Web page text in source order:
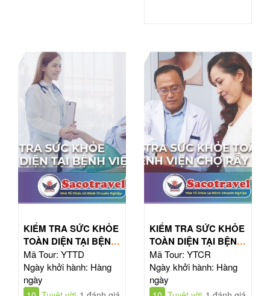
KIỂM TRA SỨC KHỎE
TOÀN DIỆN TẠI BỆNH
VIỆN TỪ DŨ
Mã Tour: YTTD
Ngày khởi hành: Hàng
ngày
KIỂM TRA SỨC KHỎE
TOÀN DIỆN TẠI BỆNH
VIỆN CHỢ RẪY
Mã Tour: YTCR
Ngày khởi hành: Hàng
ngày